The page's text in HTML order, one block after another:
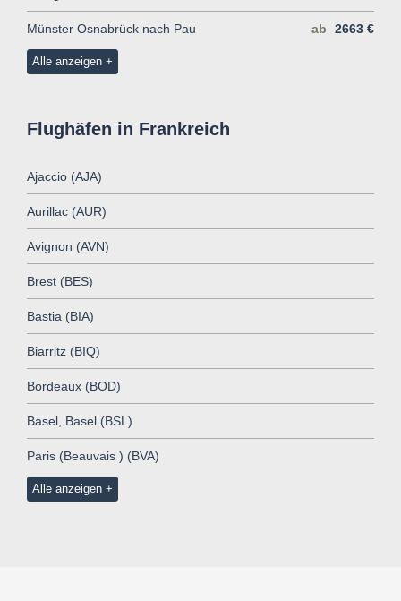
Münster Osnabrück nach Pau ab 2663 €
Alle anzeigen
Flughäfen in Frankreich
Ajaccio (AJA)
Aurillac (AUR)
Avignon (AVN)
Brest (BES)
Bastia (BIA)
Biarritz (BIQ)
Bordeaux (BOD)
Basel, Basel (BSL)
Paris (Beauvais ) (BVA)
Alle anzeigen